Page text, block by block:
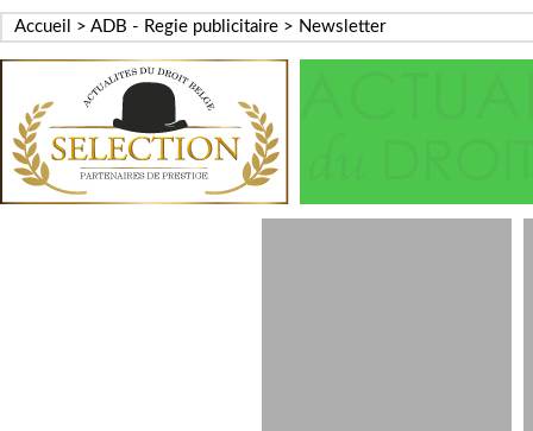
Accueil > ADB - Regie publicitaire > Newsletter